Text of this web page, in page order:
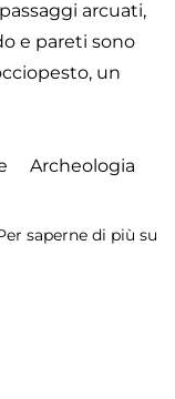
arcuati,
e pareti sono
un
Archeologia
saperne di più su